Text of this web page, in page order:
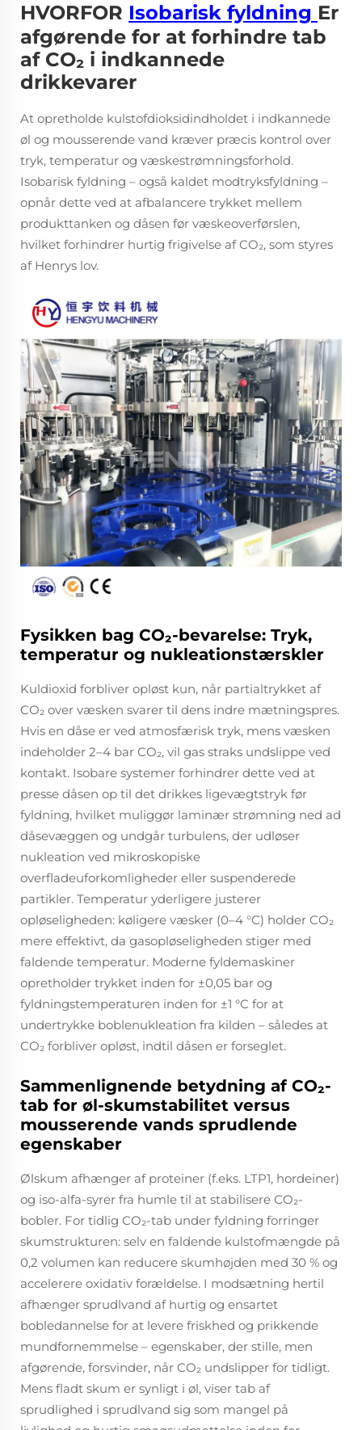
HVORFOR Isobarisk fyldning Er
afgørende for at forhindre tab
af CO₂ i indkannede
drikkevarer
At opretholde kulstofdioksidindholdet i indkannede
øl og mousserende vand kræver præcis kontrol over
tryk, temperatur og væskestrømningsforhold.
Isobarisk fyldning – også kaldet modtryksfyldning –
opnår dette ved at afbalancere trykket mellem
produkttanken og dåsen før væskeoverførslen,
hvilket forhindrer hurtig frigivelse af CO₂, som styres
af Henrys lov.
Fysikken bag CO₂-bevarelse: Tryk,
temperatur og nukleationstærskler
Kuldioxid forbliver opløst kun, når partialtrykket af
CO₂ over væsken svarer til dens indre mætningspres.
Hvis en dåse er ved atmosfærisk tryk, mens væsken
indeholder 2–4 bar CO₂, vil gas straks undslippe ved
kontakt. Isobare systemer forhindrer dette ved at
presse dåsen op til det drikkes ligevægtstryk før
fyldning, hvilket muliggør laminær strømning ned ad
dåsevæggen og undgår turbulens, der udløser
nukleation ved mikroskopiske
overfladeuforkomligheder eller suspenderede
partikler. Temperatur yderligere justerer
opløseligheden: køligere væsker (0–4 °C) holder CO₂
mere effektivt, da gasopløseligheden stiger med
faldende temperatur. Moderne fyldemaskiner
opretholder trykket inden for ±0,05 bar og
fyldningstemperaturen inden for ±1 °C for at
undertrykke boblenukleation fra kilden – således at
CO₂ forbliver opløst, indtil dåsen er forseglet.
Sammenlignende betydning af CO₂-
tab for øl-skumstabilitet versus
mousserende vands sprudlende
egenskaber
Ølskum afhænger af proteiner (f.eks. LTP1, hordeiner)
og iso-alfa-syrer fra humle til at stabilisere CO₂-
bobler. For tidlig CO₂-tab under fyldning forringer
skumstrukturen: selv en faldende kulstofmængde på
0,2 volumen kan reducere skumhøjden med 30 % og
accelerere oxidativ forældelse. I modsætning hertil
afhænger sprudlvand af hurtig og ensartet
bobledannelse for at levere friskhed og prikkende
mundfornemmelse – egenskaber, der stille, men
afgørende, forsvinder, når CO₂ undslipper for tidligt.
Mens fladt skum er synligt i øl, viser tab af
sprudlighed i sprudlvand sig som mangel på